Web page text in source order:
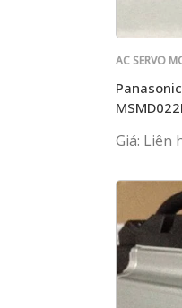
AC SERVO
Giá: Liên